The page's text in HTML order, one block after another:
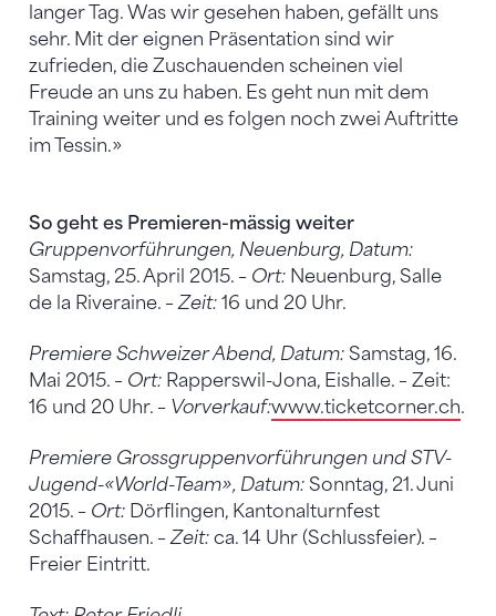
langer Tag. Was wir gesehen haben, gefällt uns
sehr. Mit der eignen Präsentation sind wir
zufrieden, die Zuschauenden scheinen viel
Freude an uns zu haben. Es geht nun mit dem
Training weiter und es folgen noch zwei Auftritte
im Tessin.»
So geht es Premieren-mässig weiter
Gruppenvorführungen, Neuenburg, Datum:
Samstag, 25. April 2015. – Ort: Neuenburg, Salle
de la Riveraine. – Zeit: 16 und 20 Uhr.
Premiere Schweizer Abend, Datum: Samstag, 16.
Mai 2015. – Ort: Rapperswil-Jona, Eishalle. – Zeit:
16 und 20 Uhr. – Vorverkauf:www.ticketcorner.ch.
Premiere Grossgruppenvorführungen und STV-
Jugend-«World-Team», Datum: Sonntag, 21. Juni
2015. – Ort: Dörflingen, Kantonalturnfest
Schaffhausen. – Zeit: ca. 14 Uhr (Schlussfeier). –
Freier Eintritt.